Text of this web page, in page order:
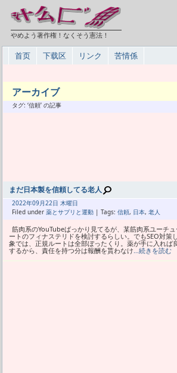
やめよう著作権！なくそう憲法！
首页 下载区 リンク 苦情係
アーカイブ
タグ: ‘信頼’ の記事
まだ日本製を信頼してる老人
2022年09月22日 木曜日
Filed under 薬とサプリと運動 | Tags: 信頼, 日本, 老人
筋肉系のYouTubeばっかり見てるが、某筋肉系ユーチ
ートのフィナステリドを検討するらしい。でもSEO対
象では、正規ルートは全部ぼったくり。薬が手に入れ
するから、責任を持つ分は報酬を貰わなけ…続きを読む